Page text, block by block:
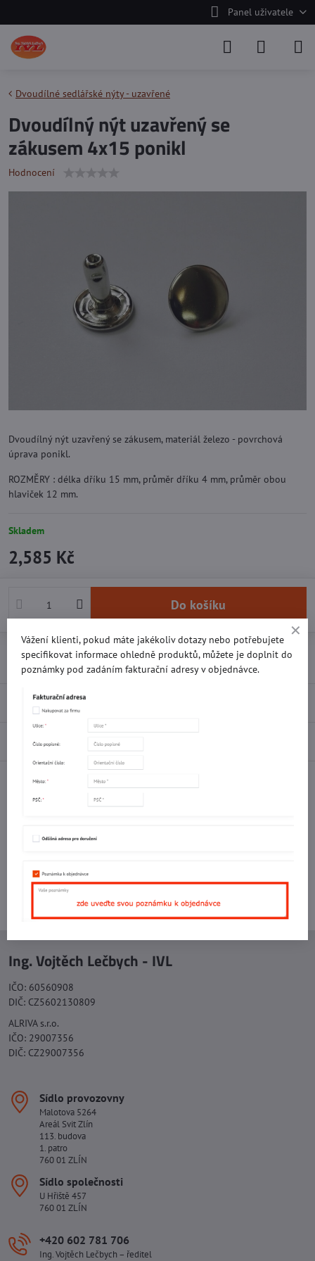
Panel uživatele
Dvoudílné sedlářské nýty - uzavřené
Dvoudílný nýt uzavřený se
zákusem 4x15 ponikl
Hodnocení
Dvoudílný nýt uzavřený se zákusem, materiál železo - povrchová
úprava ponikl.
ROZMĚRY : délka dříku 15 mm, průměr dříku 4 mm, průměr obou
hlaviček 12 mm.
Skladem
2,585 Kč
Do košíku
Přidat k Oblíbeným Doručení
Recenze 0
Diskuse 0
FacebookTwitterBlueskyPinterestReddit
+420 577 523 563
Ing. Vojtěch Lečbych - IVL
IČO: 60560908
DIČ: CZ5602130809
ALRIVA s.r.o.
IČO: 29007356
DIČ: CZ29007356
Sídlo provozovny
Malotova 5264
Areál Svit Zlín
113. budova
1. patro
760 01 ZLÍN
Sídlo společnosti
U Hřiště 457
760 01 ZLÍN
+420 602 781 706
Ing. Vojtěch Lečbych – ředitel
Vážení klienti, pokud máte jakékoliv dotazy nebo potřebujete
specifikovat informace ohledně produktů, můžete je doplnit do
poznámky pod zadáním fakturační adresy v objednávce.